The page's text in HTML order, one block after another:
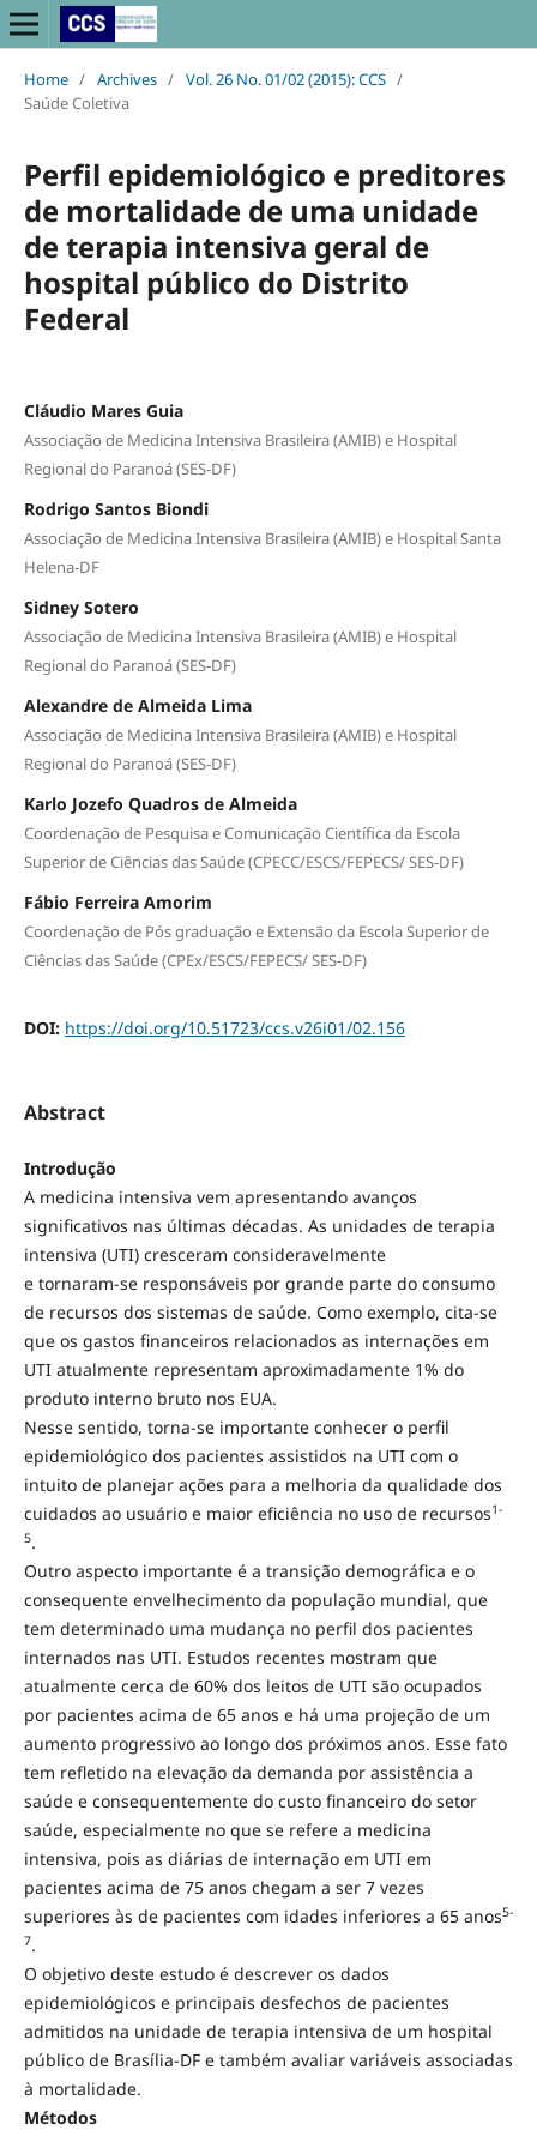
Home / Archives / Vol. 26 No. 01/02 (2015): CCS /
Saúde Coletiva
Perfil epidemiológico e preditores
de mortalidade de uma unidade
de terapia intensiva geral de
hospital público do Distrito
Federal
Cláudio Mares Guia
Associação de Medicina Intensiva Brasileira (AMIB) e Hospital
Regional do Paranoá (SES-DF)
Rodrigo Santos Biondi
Associação de Medicina Intensiva Brasileira (AMIB) e Hospital Santa
Helena-DF
Sidney Sotero
Associação de Medicina Intensiva Brasileira (AMIB) e Hospital
Regional do Paranoá (SES-DF)
Alexandre de Almeida Lima
Associação de Medicina Intensiva Brasileira (AMIB) e Hospital
Regional do Paranoá (SES-DF)
Karlo Jozefo Quadros de Almeida
Coordenação de Pesquisa e Comunicação Científica da Escola
Superior de Ciências das Saúde (CPECC/ESCS/FEPECS/ SES-DF)
Fábio Ferreira Amorim
Coordenação de Pós graduação e Extensão da Escola Superior de
Ciências das Saúde (CPEx/ESCS/FEPECS/ SES-DF)
DOI: https://doi.org/10.51723/ccs.v26i01/02.156
Abstract
Introdução
A medicina intensiva vem apresentando avanços
significativos nas últimas décadas. As unidades de terapia
intensiva (UTI) cresceram consideravelmente
e tornaram-se responsáveis por grande parte do consumo
de recursos dos sistemas de saúde. Como exemplo, cita-se
que os gastos financeiros relacionados as internações em
UTI atualmente representam aproximadamente 1% do
produto interno bruto nos EUA.
Nesse sentido, torna-se importante conhecer o perfil
epidemiológico dos pacientes assistidos na UTI com o
intuito de planejar ações para a melhoria da qualidade dos
cuidados ao usuário e maior eficiência no uso de recursos1-
5.
Outro aspecto importante é a transição demográfica e o
consequente envelhecimento da população mundial, que
tem determinado uma mudança no perfil dos pacientes
internados nas UTI. Estudos recentes mostram que
atualmente cerca de 60% dos leitos de UTI são ocupados
por pacientes acima de 65 anos e há uma projeção de um
aumento progressivo ao longo dos próximos anos. Esse fato
tem refletido na elevação da demanda por assistência a
saúde e consequentemente do custo financeiro do setor
saúde, especialmente no que se refere a medicina
intensiva, pois as diárias de internação em UTI em
pacientes acima de 75 anos chegam a ser 7 vezes
superiores às de pacientes com idades inferiores a 65 anos5-
7.
O objetivo deste estudo é descrever os dados
epidemiológicos e principais desfechos de pacientes
admitidos na unidade de terapia intensiva de um hospital
público de Brasília-DF e também avaliar variáveis associadas
à mortalidade.
Métodos